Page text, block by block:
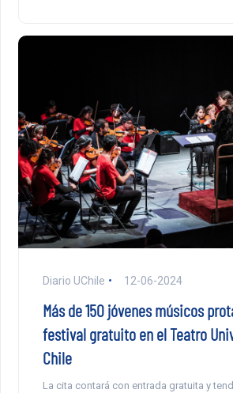
Diario UChile 12-06-2024
Más de 150 jóvenes músicos
festival gratuito en el Teatro
Chile
La cita contará con entrada gratuita y